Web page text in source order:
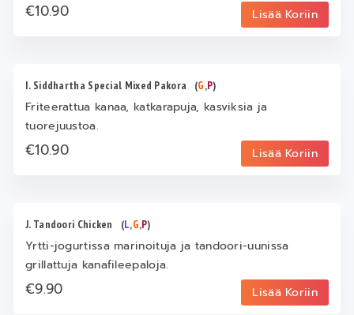
€10.90 Lisää Koriin
I. Siddhartha Special Mixed Pakora (G,P)
Friteerattua kanaa, katkarapuja, kasviksia ja
tuorejuustoa.
€10.90 Lisää Koriin
J. Tandoori Chicken (L,G,P)
Yrtti-jogurtissa marinoituja ja tandoori-uunissa
grillattuja kanafileepaloja.
€9.90 Lisää Koriin